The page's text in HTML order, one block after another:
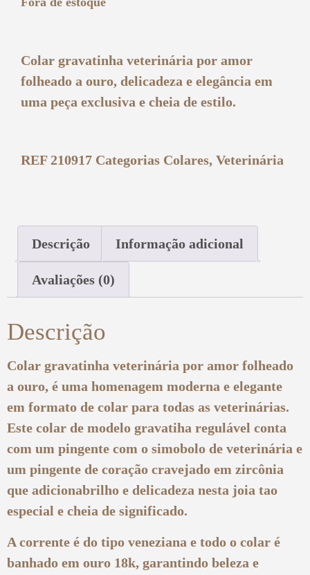
Colar gravatinha veterinária por amor
folheado a ouro, delicadeza e elegância em
uma peça exclusiva e cheia de estilo.
REF 210917 Categorias Colares, Veterinária
Descrição Informação adicional
Avaliações (0)
Descrição
Colar gravatinha veterinária por amor folheado
a ouro, é uma homenagem moderna e elegante
em formato de colar para todas as veterinárias.
Este colar de modelo gravatiha regulável conta
com um pingente com o simobolo de veterinária e
um pingente de coração cravejado em zircônia
que adicionabrilho e delicadeza nesta joia tao
especial e cheia de significado.
A corrente é do tipo veneziana e todo o colar é
banhado em ouro 18k, garantindo beleza e